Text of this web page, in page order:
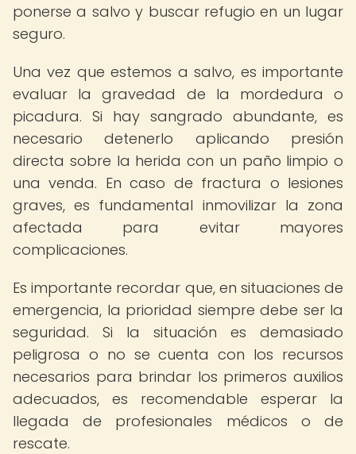
ponerse a salvo y buscar refugio en un lugar
seguro.
Una vez que estemos a salvo, es importante
evaluar la gravedad de la mordedura o
picadura. Si hay sangrado abundante, es
necesario detenerlo aplicando presión
directa sobre la herida con un paño limpio o
una venda. En caso de fractura o lesiones
graves, es fundamental inmovilizar la zona
afectada para evitar mayores
complicaciones.
Es importante recordar que, en situaciones de
emergencia, la prioridad siempre debe ser la
seguridad. Si la situación es demasiado
peligrosa o no se cuenta con los recursos
necesarios para brindar los primeros auxilios
adecuados, es recomendable esperar la
llegada de profesionales médicos o de
rescate.